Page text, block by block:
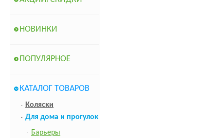
НОВИНКИ
ПОПУЛЯРНОЕ
КАТАЛОГ ТОВАРОВ
Коляски
Для дома и прогулок
Барьеры